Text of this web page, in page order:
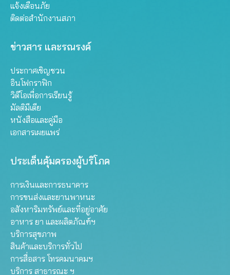
แจ้งเตือนภัย
ติดต่อสำนักงานสภา
ข่าวสาร และรณรงค์
ประกาศเชิญชวน
อินโฟกราฟิก
วิดีโอเพื่อการเรียนรู้
มัลติมีเดีย
หนังสือและคู่มือ
เอกสารเผยแพร่
ประเด็นคุ้มครองผู้บริโภค
การเงินและการธนาคาร
การขนส่งและยานพาหนะ
อสังหาริมทรัพย์และที่อยู่อาศัย
อาหาร ยา และผลิตภัณฑ์ฯ
บริการสุขภาพ
สินค้าและบริการทั่วไป
การสื่อสาร โทรคมนาคมฯ
บริการ สาธารณะ ฯ